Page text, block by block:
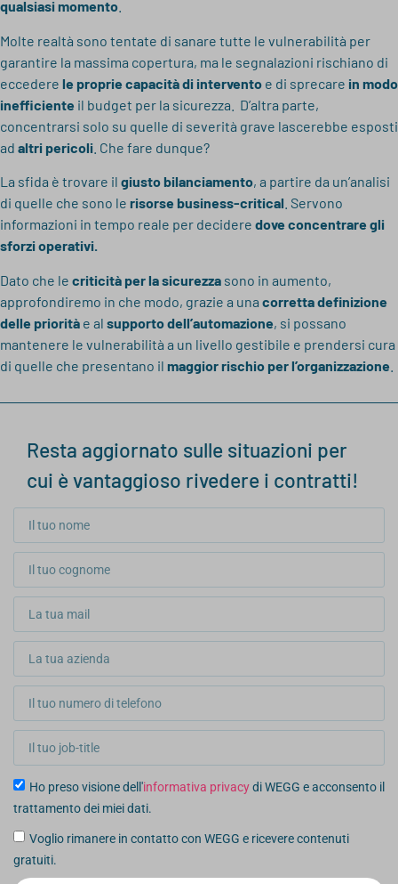
qualsiasi momento
Molte realtà sono tentate di sanare tutte le vulnerabilità per
garantire la massima copertura, ma le segnalazioni rischiano di
eccedere le proprie capacità di intervento e di sprecare in modo
inefficiente il budget per la sicurezza. D’altra parte,
concentrarsi solo su quelle di severità grave lascerebbe esposti
ad altri pericoli . Che fare dunque?
La sfida è trovare il giusto bilanciamento, a partire da un’analisi
di quelle che sono le risorse business-critical . Servono
informazioni in tempo reale per decidere dove concentrare gli
sforzi operativi.
Dato che le criticità per la sicurezza sono in aumento,
approfondiremo in che modo, grazie a una corretta definizione
delle priorità e al supporto dell’automazione, si possano
mantenere le vulnerabilità a un livello gestibile e prendersi cura
di quelle che presentano il maggior rischio per l’organizzazione
Resta aggiornato sulle situazioni per
cui è vantaggioso rivedere i contratti!
Ho preso visione dell'informativa privacydi WEGG e acconsento il
trattamento dei miei dati.
Voglio rimanere in contatto con WEGG e ricevere contenuti
gratuiti.